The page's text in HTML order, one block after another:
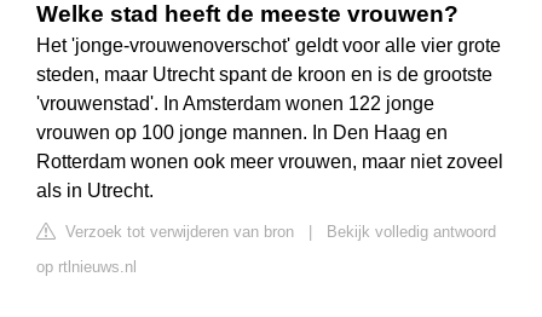
Welke stad heeft de meeste vrouwen?
Het 'jonge-vrouwenoverschot' geldt voor alle vier grote
steden, maar Utrecht spant de kroon en is de grootste
'vrouwenstad'. In Amsterdam wonen 122 jonge
vrouwen op 100 jonge mannen. In Den Haag en
Rotterdam wonen ook meer vrouwen, maar niet zoveel
als in Utrecht.
Verzoek tot verwijderen van bron
Bekijk volledig antwoord
op rtlnieuws.nl